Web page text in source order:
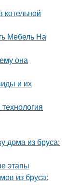
котельной
Мебель На
она
и их
дома из бруса:
этапы
из бруса: